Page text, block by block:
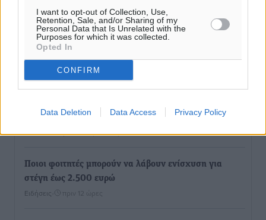
I want to opt-out of Collection, Use,
Retention, Sale, and/or Sharing of my
Personal Data that Is Unrelated with the
Purposes for which it was collected.
Opted In
CONFIRM
Data Deletion Data Access Privacy Policy
αναχωρούν από Πειραιά, Ραφήνα και Λαύριο
Ειδήσεις• πριν 11 ώρες
Τοπικές Ειδήσεις• πριν 11 ώρες
βιοασφάλειας
Τοπικές Ειδήσεις• πριν 12 ώρες
Ποιοι φοιτητές μπορούν να λάβουν ενίσχυση για
στέγη έως 2.500 ευρώ
Ειδήσεις πριν 12 ώρες